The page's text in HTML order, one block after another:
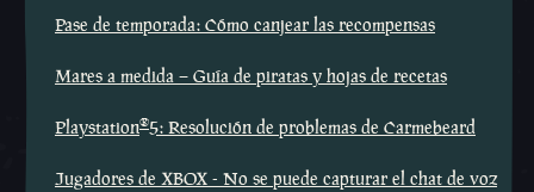
Pase de temporada: Cómo canjear las recompensas
Mares a medida – Guía de piratas y hojas de recetas
Playstation®5: Resolución de problemas de Carmebeard
Jugadores de XBOX - No se puede capturar el chat de voz